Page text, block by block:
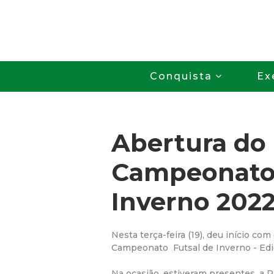
Conquista
Abertura do
Inverno
Nesta terça-feira (19), deu início
Campeonato Futsal de Inverno -